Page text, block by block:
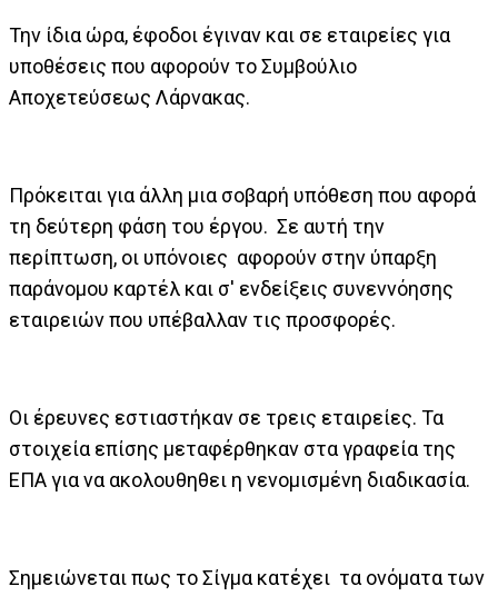
Την ίδια ώρα, έφοδοι έγιναν και σε εταιρείες για
υποθέσεις που αφορούν το Συμβούλιο
Αποχετεύσεως Λάρνακας.
Πρόκειται για άλλη μια σοβαρή υπόθεση που αφορά
τη δεύτερη φάση του έργου. Σε αυτή την
περίπτωση, οι υπόνοιες αφορούν στην ύπαρξη
παράνομου καρτέλ και σ' ενδείξεις συνεννόησης
εταιρειών που υπέβαλλαν τις προσφορές.
Οι έρευνες εστιαστήκαν σε τρεις εταιρείες. Τα
στοιχεία επίσης μεταφέρθηκαν στα γραφεία της
ΕΠΑ για να ακολουθηθει η νενομισμένη διαδικασία.
Σημειώνεται πως το Σίγμα κατέχει τα ονόματα των